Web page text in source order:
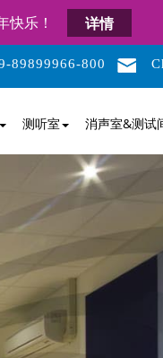
乐！ 详情
89899966-800
测听室 消声室&测试